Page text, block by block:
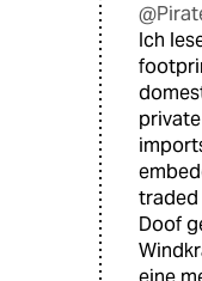
Ich
traded
Doof